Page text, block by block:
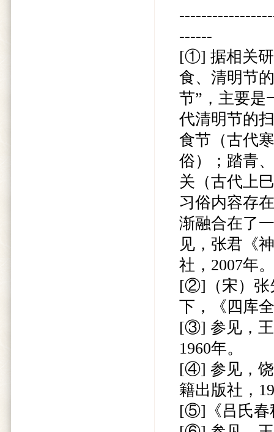
------
[①] 据相关研
食、清明节
节”，主要是
代清明节的
食节（古代
俗）；踏青
关（古代上
习俗内容存
渐融合在了
见，张君《
社，2007年。
[②]（宋）张
下，《四库
[③] 参见，王
1960年。
[④] 参见，饶
籍出版社，
[⑤]《吕氏春